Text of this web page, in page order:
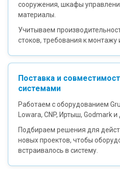
сооружения, шкафы
материалы.
Учитываем
стоков, требования к монтажу
Поставка и
системами
Работаем с оборудованием
Lowara, CNP, Иртыш, Godmark
Подбираем решения для
новых проектов, чтобы
встраивалось в систему.